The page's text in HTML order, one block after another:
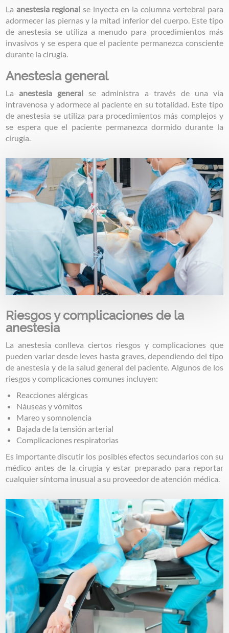
La anestesia regional se inyecta en la columna vertebral para
adormecer las piernas y la mitad inferior del cuerpo. Este tipo
de anestesia se utiliza a menudo para procedimientos más
invasivos y se espera que el paciente permanezca consciente
durante la cirugía.
Anestesia general
Laanestesia generalse administra a través de una vía
intravenosa y adormece al paciente en su totalidad. Este tipo
de anestesia se utiliza para procedimientos más complejos y
se espera que el paciente permanezca dormido durante la
cirugía.
Image
Riesgos y complicaciones de la
anestesia
La anestesia conlleva ciertos riesgos y complicaciones que
pueden variar desde leves hasta graves, dependiendo del tipo
de anestesia y de la salud general del paciente. Algunos de los
riesgos y complicaciones comunes incluyen:
Reacciones alérgicas
Náuseas y vómitos
Mareo y somnolencia
Bajada de la tensión arterial
Complicaciones respiratorias
Es importante discutir los posibles efectos secundarios con su
médico antes de la cirugía y estar preparado para reportar
cualquier síntoma inusual a su proveedor de atención médica.
Image